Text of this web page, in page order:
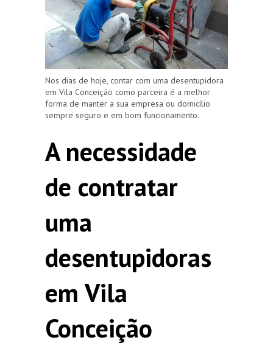
Nos dias de hoje, contar com uma desentupidora
em Vila Conceição como parceira é a melhor
forma de manter a sua empresa ou domicílio
sempre seguro e em bom funcionamento.
A necessidade
de contratar
uma
desentupidoras
em Vila
Conceição